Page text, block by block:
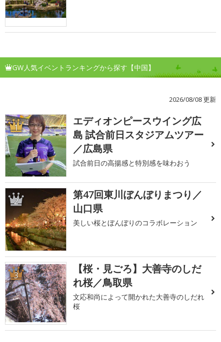
GW人気イベントランキングから探す【中国】
2026/08/08 更新
1
エディオンピースウイング広
島 試合前日スタジアムツアー
／広島県
試合前日の高揚感と特別感を味わおう
2
第47回東川ぼんぼりまつり／
山口県
美しい桜とぼんぼりのコラボレーション
3
【桜・見ごろ】大善寺のしだ
れ桜／鳥取県
文応和尚によって開かれた大善寺のしだれ
桜